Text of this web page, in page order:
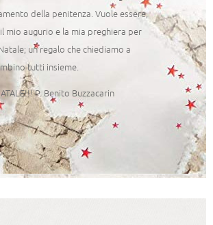
della penitenza. Vuole essere,
mio augurio e la mia preghiera per
un regalo che chiediamo a
tutti insieme.
P. Benito Buzzacarin